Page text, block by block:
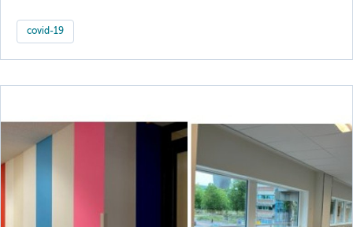
covid-19